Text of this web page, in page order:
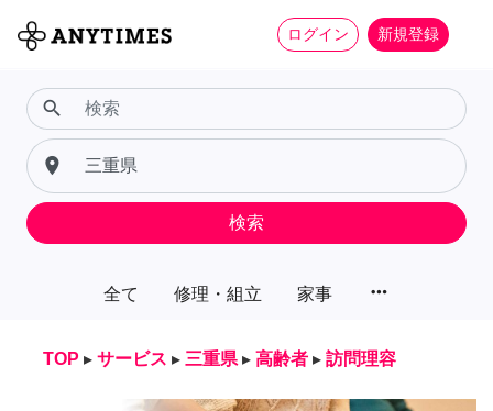
ログイン 新規登録
全て 修理・組立 家事 more_horiz
search
place
検索
TOP ▸ サービス ▸ 三重県 ▸ 高齢者 ▸ 訪問理容